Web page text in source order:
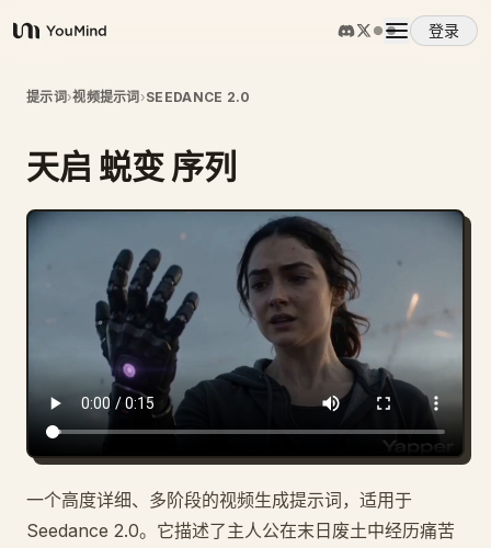
YouMind
登录
概览
使用案例
定价
下载
博客
提示词›视频提示词 ›SEEDANCE 2.0
天启 蜕变 序列
一个高度详细、多阶段的视频生成提示词，适用于
Seedance 2.0。它描述了主人公在末日废土中经历痛苦